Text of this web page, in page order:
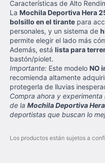
Características de Alto
La Mochila Deportiva Hera
bolsillo en el tirante para
personales, y un sistema de
permite elegir el lado más
Además, está lista para
bastón/piolet.
Importante: Este modelo NO
recomienda altamente
protegerla de lluvias
Compra ahora y
de la Mochila Deportiva
deportistas que buscan lo
Los productos están sujetos a